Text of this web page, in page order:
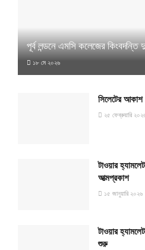
পূর্ব লন্ডনে এমসি কলেজের কিংবদন্তি
১৮ মে ২০২৬
সিলেটের
২৫ ফেব্রুয়ারি
টাওয়ার
আত্মপ্রকাশ
১৫ জানুয়ারি ২০২৬
টাওয়ার
শুরু